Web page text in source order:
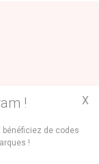
!
de codes
!
X